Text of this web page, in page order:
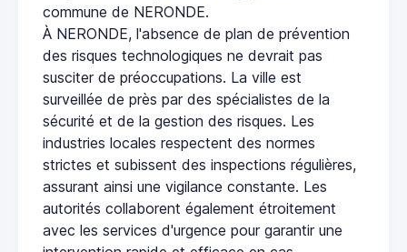
commune de NERONDE.
À NERONDE, l'absence de plan de prévention
des risques technologiques ne devrait pas
susciter de préoccupations. La ville est
surveillée de près par des spécialistes de la
sécurité et de la gestion des risques. Les
industries locales respectent des normes
strictes et subissent des inspections régulières,
assurant ainsi une vigilance constante. Les
autorités collaborent également étroitement
avec les services d'urgence pour garantir une